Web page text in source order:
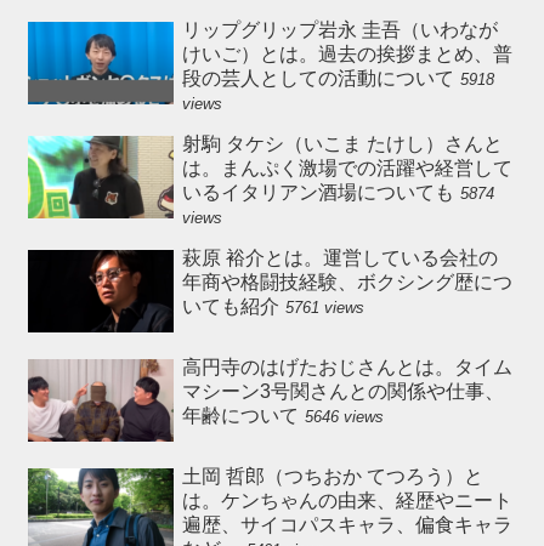
リップグリップ岩永 圭吾（いわなが
けいご）とは。過去の挨拶まとめ、普
段の芸人としての活動について 5918
views
射駒 タケシ（いこま たけし）さんと
は。まんぷく激場での活躍や経営して
いるイタリアン酒場についても 5874
views
萩原 裕介とは。運営している会社の
年商や格闘技経験、ボクシング歴につ
いても紹介 5761 views
高円寺のはげたおじさんとは。タイム
マシーン3号関さんとの関係や仕事、
年齢について 5646 views
土岡 哲郎（つちおか てつろう）と
は。ケンちゃんの由来、経歴やニート
遍歴、サイコパスキャラ、偏食キャラ